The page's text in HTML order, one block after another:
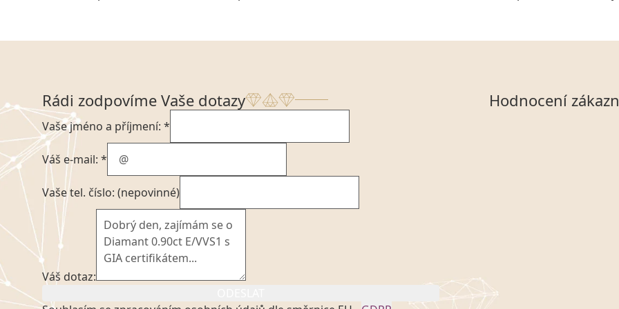
Rádi zodpovíme Vaše dotazy
Vaše jméno a příjmení: *
Váš e-mail: *
Vaše tel. číslo: (nepovinné)
Váš dotaz:
Hodnocení